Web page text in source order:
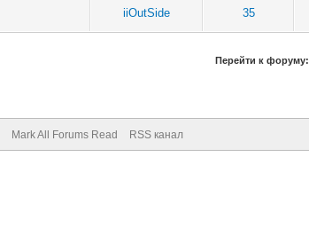
iiOutSide 35
Перейти к форуму:
Mark All Forums Read RSS канал